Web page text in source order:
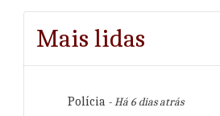
Mais lidas
Polícia - Há 6 dias atrás